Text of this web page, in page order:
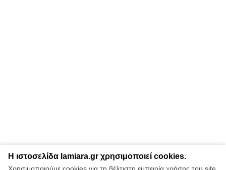
Η ιστοσελίδα lamiara.gr χρησιμοποιεί cookies.